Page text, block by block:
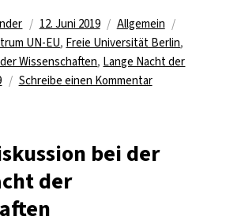
Veröffentlicht
am
12. Juni 2019 Kategorien
Allgemein
UN-EU, Freie Universität Berlin,
Wissenschaften, Lange Nacht der
Schreibe einen Kommentarzu
bei der
der